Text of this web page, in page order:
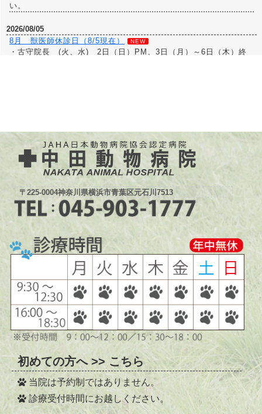
い。
2026/08/05
8月 獣医師休診日（8/5現在）
NEW
・古守院長 (火、水) 2日（日）PM、3日（月）～6日（木）終
・河原獣医師(水、木) 1日（土）終日、11日（火）PM、25日
（火）PM
・松野獣医師(金、土) 20日（木）PM、27日（木）終日
再診の方は、ご確認のうえご来院してください。
なお予防診察は獣医師の指名ができませんので予めご了承くださ
い。
2026/05/21
トリミング料金改定のお知らせ
2026年6月1日よりシャンプーカット料金及びグルーミング料金
（爪切り、足裏バリカン、耳掃除等）を改定させていただきま
ご理解のほどよろしくお願いいたします。
なおシャンプーカットの新規受付は現在行っておりません。
ご不明な場合はスタッフまでお声掛けください。
2025/03/08
午後の時間のグルーミングについて
2025/3/10より月～金曜日の爪切り、耳掃除、足裏カット、足周り
カットなどのグルーミングは16時半で終了させていただきます。
ご迷惑をおかけいたしますがご協力お願いいたします。
2024/10/16
診療時間変更のお知らせ
この度、2024年(令和6年)12月1日より午後の診察時間、並びに受
〒225-0004神奈川県横浜市青葉区元石川7513
初めての方へ >> こちら
当院は予約制ではありません。
診療受付時間にお越しください。